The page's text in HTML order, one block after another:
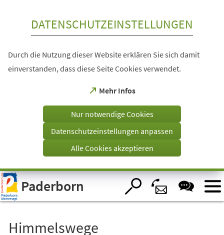
Visuelle
Assistenzsoftware
öffnen.
DATENSCHUTZEINSTELLUNGEN
Durch die Nutzung dieser Website erklären Sie sich damit
einverstanden, dass diese Seite Cookies verwendet.
Mehr Infos
(Öffnet
einem
Tab)
Nur notwendige Cookies
Datenschutzeinstellungen anpassen
Alle Cookies akzeptieren
Paderborn
Himmelswege